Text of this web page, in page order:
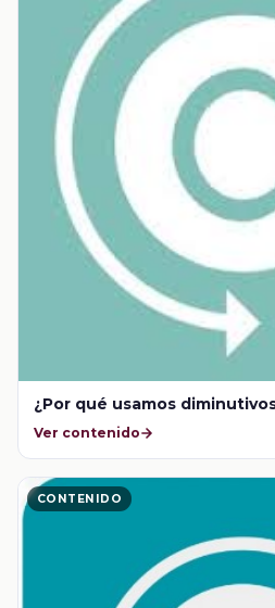
¿Por qué usamos
Ver contenido
CONTENIDO